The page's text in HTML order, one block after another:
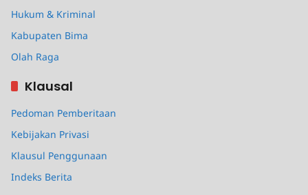
Hukum & Kriminal
Kabupaten Bima
Olah Raga
Klausal
Pedoman Pemberitaan
Kebijakan Privasi
Klausul Penggunaan
Indeks Berita